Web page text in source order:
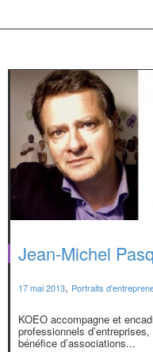
Jean-Michel
17 mai 2013, Portraits
KOEO accompagne et
professionnels
bénéfice d’associations...